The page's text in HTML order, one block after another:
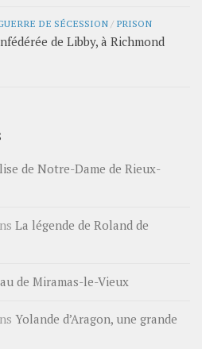
DE SÉCESSION / PRISON
de Libby, à Richmond
de Notre-Dame de Rieux-
La légende de Roland de
de Miramas-le-Vieux
Yolande d’Aragon, une grande